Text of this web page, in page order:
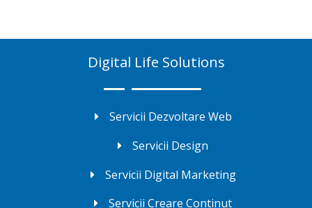
Digital Life Solutions
Servicii Dezvoltare Web
Servicii Design
Servicii Digital Marketing
Servicii Creare Continut